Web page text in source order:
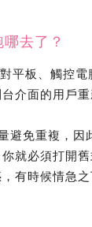
去了？
平板、觸控
介面的用戶重
避免重複，因
就必須打開
有時候情急